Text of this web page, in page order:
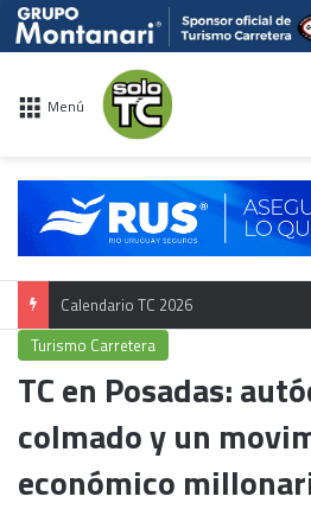
Menú
Calendario TC 2026
Turismo Carretera
TC en Posadas:
colmado y un
económico